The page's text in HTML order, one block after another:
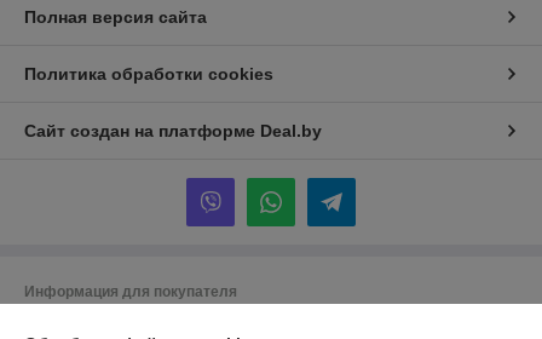
Полная версия сайта
Политика обработки cookies
Сайт создан на платформе Deal.by
Информация для покупателя